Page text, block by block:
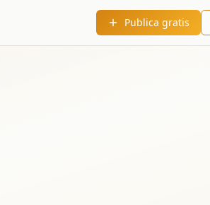
Publica gratis